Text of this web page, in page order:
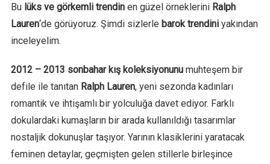
Bulüks ve görkemli trendinen güzel örneklerini Ralph
Lauren‘de görüyoruz. Şimdi sizlerle barok trendiniyakından
inceleyelim.
2012 – 2013 sonbahar kış koleksiyonunumuhteşem bir
defile ile tanıtan Ralph Lauren, yeni sezonda kadınları
romantik ve ihtişamlı bir yolculuğa davet ediyor. Farklı
dokulardaki kumaşların bir arada kullanıldığı tasarımlar
nostaljik dokunuşlar taşıyor. Yarının klasiklerini yaratacak
feminen detaylar, geçmişten gelen stillerle birleşince